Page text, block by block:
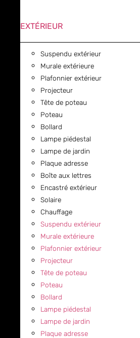
EXTÉRIEUR
Suspendu extérieur
Murale extérieure
Plafonnier extérieur
Projecteur
Tête de poteau
Poteau
Bollard
Lampe piédestal
Lampe de jardin
Plaque adresse
Boîte aux lettres
Encastré extérieur
Solaire
Chauffage
Suspendu extérieur
Murale extérieure
Plafonnier extérieur
Projecteur
Tête de poteau
Poteau
Bollard
Lampe piédestal
Lampe de jardin
Plaque adresse